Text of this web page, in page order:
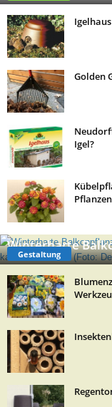
Golden
Igel?
Gestaltung
Winterharte